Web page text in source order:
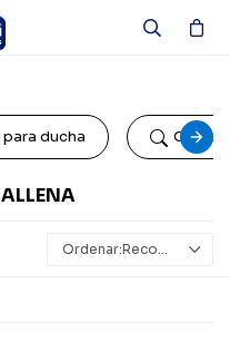
ducha Colillas
Recomendados